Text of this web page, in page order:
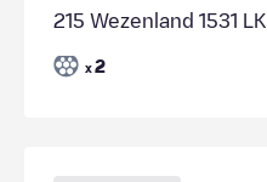
215 Wezenland 1531 LK
x 2